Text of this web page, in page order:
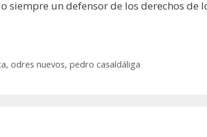
un defensor de los derechos de
,odres nuevos,pedro casaldáliga